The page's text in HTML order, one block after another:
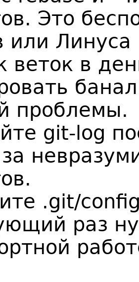
Это
или
веток в
проблемы.
git-log
.git/
раз